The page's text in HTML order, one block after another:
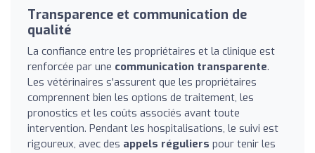
Transparence et communication de
qualité
La confiance entre les propriétaires et la clinique est
renforcée par une communication transparente.
Les vétérinaires s'assurent que les propriétaires
comprennent bien les options de traitement, les
pronostics et les coûts associés avant toute
intervention. Pendant les hospitalisations, le suivi est
rigoureux, avec des appels réguliers pour tenir les